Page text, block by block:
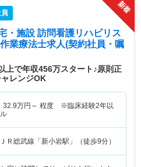
・施設 訪問看護リハビリス
業療法士求人(契約社員・嘱
上で年収456万スタート♪原則正
レンジOK
32.9万円～ 程度 ※臨床経験2年以
ＪＲ総武線「新小岩駅」（徒歩9分）